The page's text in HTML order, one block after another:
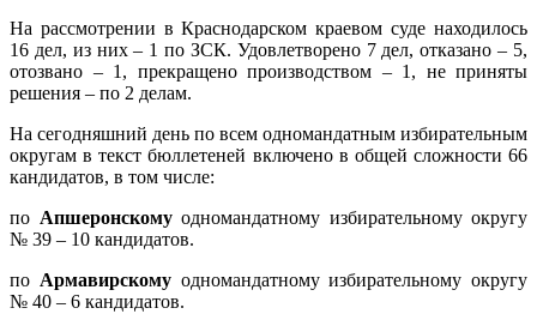
На рассмотрении в Краснодарском краевом суде находилось
16 дел, из них – 1 по ЗСК. Удовлетворено 7 дел, отказано – 5,
отозвано – 1, прекращено производством – 1, не приняты
решения – по 2 делам.
На сегодняшний день по всем одномандатным избирательным
округам в текст бюллетеней включено в общей сложности 66
кандидатов, в том числе:
по Апшеронскому одномандатному избирательному округу
№ 39 – 10 кандидатов.
по Армавирскому одномандатному избирательному округу
№ 40 – 6 кандидатов.